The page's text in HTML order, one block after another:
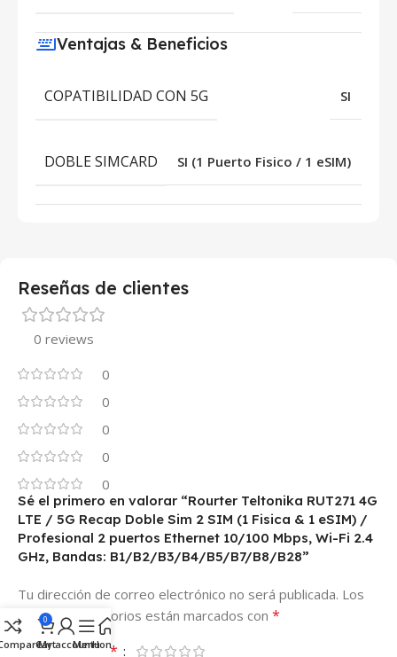
Ventajas & Beneficios
COPATIBILIDAD CON 5G SI
DOBLE SIMCARD SI (1 Puerto Fisico / 1 eSIM)
Reseñas de clientes
0 reviews
0
0
0
0
0
Sé el primero en valorar “Rourter Teltonika RUT271 4G
LTE / 5G Recap Doble Sim 2 SIM (1 Fisica & 1 eSIM) /
Profesional 2 puertos Ethernet 10/100 Mbps, Wi-Fi 2.4
GHz, Bandas: B1/B2/B3/B4/B5/B7/B8/B28”
Tu dirección de correo electrónico no será publicada. Los
campos obligatorios están marcados con *
Tu puntuación*
0
Cart
My account
MenuHome